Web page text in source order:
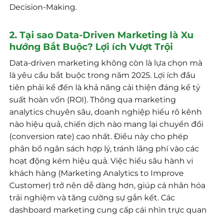
Decision-Making.
2. Tại sao Data-Driven Marketing là Xu
hướng Bắt Buộc? Lợi ích Vượt Trội
Data-driven marketing không còn là lựa chọn mà
là yêu cầu bắt buộc trong năm 2025. Lợi ích đầu
tiên phải kể đến là khả năng cải thiện đáng kể tỷ
suất hoàn vốn (ROI). Thông qua marketing
analytics chuyên sâu, doanh nghiệp hiểu rõ kênh
nào hiệu quả, chiến dịch nào mang lại chuyển đổi
(conversion rate) cao nhất. Điều này cho phép
phân bổ ngân sách hợp lý, tránh lãng phí vào các
hoạt động kém hiệu quả. Việc hiểu sâu hành vi
khách hàng (Marketing Analytics to Improve
Customer) trở nên dễ dàng hơn, giúp cá nhân hóa
trải nghiệm và tăng cường sự gắn kết. Các
dashboard marketing cung cấp cái nhìn trực quan